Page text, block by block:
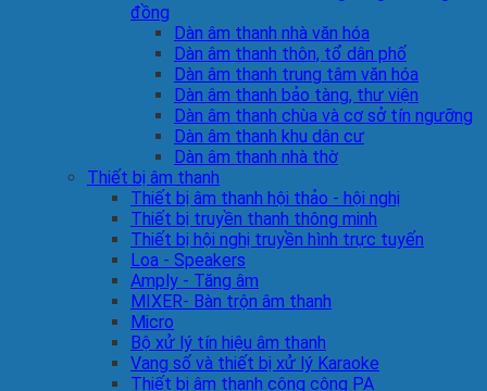
đồng
Dàn âm thanh nhà văn hóa
Dàn âm thanh thôn, tổ dân phố
Dàn âm thanh trung tâm văn hóa
Dàn âm thanh bảo tàng, thư viện
Dàn âm thanh chùa và cơ sở tín ngưỡng
Dàn âm thanh khu dân cư
Dàn âm thanh nhà thờ
Thiết bị âm thanh
Thiết bị âm thanh hội thảo - hội nghị
Thiết bị truyền thanh thông minh
Thiết bị hội nghị truyền hình trực tuyến
Loa - Speakers
Amply - Tăng âm
MIXER- Bàn trộn âm thanh
Micro
Bộ xử lý tín hiệu âm thanh
Vang số và thiết bị xử lý Karaoke
Thiết bị âm thanh công cộng PA